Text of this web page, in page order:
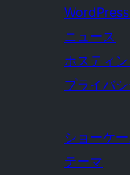
ニュース
ホスティ
プライバ
ショーケ
テーマ